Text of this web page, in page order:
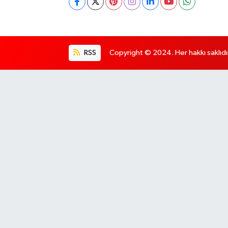
RSS Copyright © 2024. Her hakkı